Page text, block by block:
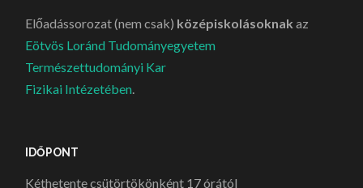
Előadássorozat (nem csak) középiskolásoknak az
Eötvös Loránd Tudományegyetem
Természettudományi Kar
Fizikai Intézetében
IDŐPONT
Kéthetente csütörtökönként 17 órától